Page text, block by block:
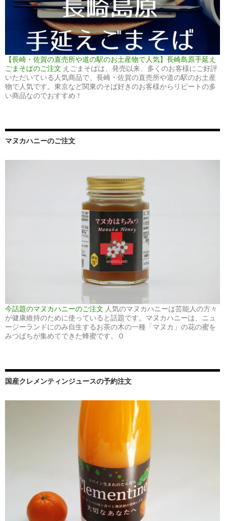
【長崎・佐賀の直売所や道の駅のお土産物で人気】長崎島原手延え
ごまそばのご注文 えごまそばは、発売以来、多くのお客様にご好評
いただいている人気商品で、長崎・佐賀の直売所や道の駅のお土産
物で人気です。東京など関東のそば好きのお客様からリピートの多
い商品なのでおすすめ！
マヌカハニーのご注文
今話題のマヌカハニーのご注文 人気のマヌカハニーは芸能人の方々
が健康維持のために使っていると話題です。マヌカハニーは、ニュ
ージーランドにのみ自生するお茶の木の一種「マヌカ」の花の蜜を
みつばちが集めてできた蜂蜜です。 0
国産クレメンティンジュースの予約注文